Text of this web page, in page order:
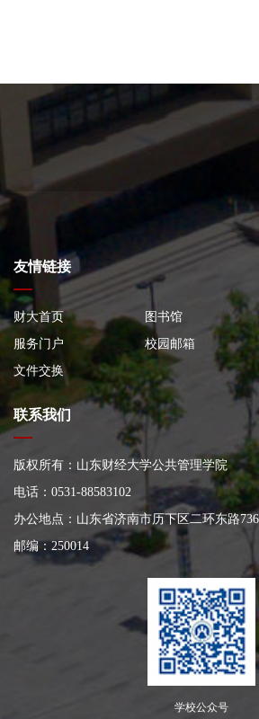
友情链接
财大首页
图书馆
服务门户
校园邮箱
文件交换
联系我们
版权所有：山东财经大学公共管理学院
电话：0531-88583102
办公地点：山东省济南市历下区二环东路
邮编：250014
学校公众号